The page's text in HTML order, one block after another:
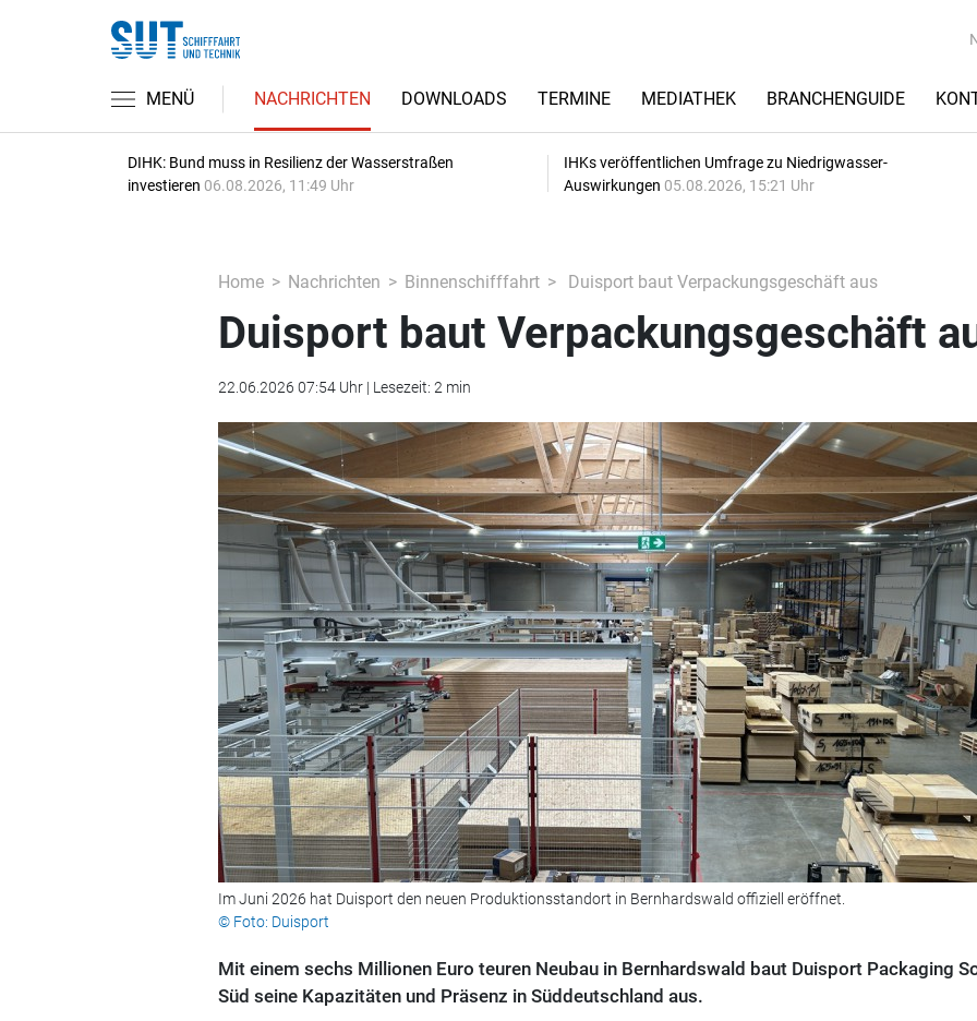
MENÜ NACHRICHTEN DOWNLOADS TERMINE MEDIATHEK BRANCHENGUIDE
DIHK: Bund muss in Resilienz der Wasserstraßen
investieren 06.08.2026, 11:49 Uhr
IHKs veröffentlichen Umfrage zu Niedrigwasser-
Auswirkungen 05.08.2026, 15:21 Uhr
Home Nachrichten Binnenschifffahrt Duisport baut Verpackungsgeschäft aus
Duisport baut Verpackungsgeschäft
22.06.2026 07:54 Uhr | Lesezeit: 2 min
Im Juni 2026 hat Duisport den neuen Produktionsstandort in Bernhardswald offiziell eröffnet.
© Foto: Duisport
Mit einem sechs Millionen Euro teuren Neubau in Bernhardswald baut Duisport Packaging
Süd seine Kapazitäten und Präsenz in Süddeutschland aus.